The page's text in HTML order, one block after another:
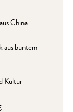
China
aus buntem
Kultur